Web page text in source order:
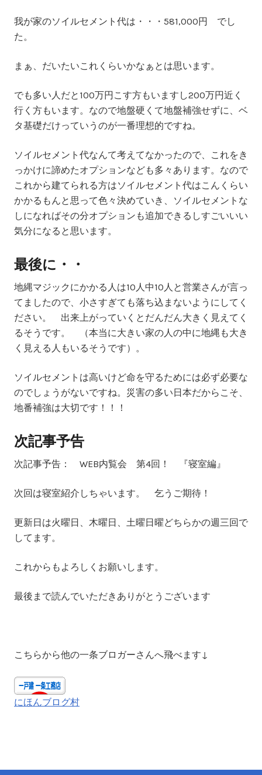
我が家のソイルセメント代は・・・ 581,000円
でし
た。
まぁ、だいたいこれくらいかなぁとは思います。
でも多い人だと100万円こす方もいますし200万円近く
行く方もいます。なので地盤硬くて地盤補強せずに、ベ
タ基礎だけっていうのが一番理想的ですね。
ソイルセメント代なんて考えてなかったので、これをき
っかけに諦めたオプションなども多々あります。なので
これから建てられる方はソイルセメント代はこんくらい
かかるもんと思って色々決めていき、ソイルセメントな
しになればその分オプションも追加できるしすごいいい
気分になると思います。
最後に・・
地縄マジックにかかる人は10人中10人と営業さんが言っ
てましたので、小さすぎても落ち込まないようにしてく
ださい。 出来上がっていくとだんだん大きく見えてく
るそうです。 （本当に大きい家の人の中に地縄も大き
く見える人もいるそうです）。
ソイルセメントは高いけど命を守るためには必ず必要な
のでしょうがないですね。災害の多い日本だからこそ、
地番補強は大切です！！！
次記事予告
次記事予告： WEB内覧会 第4回！ 『寝室編』
次回は寝室紹介しちゃいます。 乞うご期待！
更新日は火曜日、木曜日、土曜日曜どちらかの週三回で
してます。
これからもよろしくお願いします。
最後まで読んでいただきありがとうございます
こちらから他の一条ブロガーさんへ飛べます↓
にほんブログ村